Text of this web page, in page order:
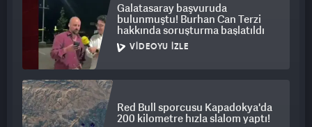
Galatasaray başvuruda
bulunmuştu! Burhan Can Terzi
hakkında soruşturma başlatıldı
VIDEOYU İZLE
Red Bull sporcusu Kapadokya'da
200 kilometre hızla slalom yaptı!